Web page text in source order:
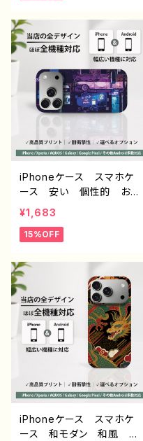
5/14 AQUOS sense 4 5
6 Xperia Googlepixel
Galaxy Android ア
ンドロイド ケース ノンブ
ランド オリジナル デザイ
ン グッズ エモいスマホ
ケース タイトル：ニュアン
1-9
iPhoneケース スマホケ
ース 安い 個性的 おし
ゃれ メンズ かっこいい
高校生 男子 サイバーパ
ンク クール iPhone17/1
2 3 4 5 Xperia Googl
epixel Galaxy Androi
d アンドロイド ケース
スマホカバー 携帯 ハー
ドケース アイフォンケー
ス おすすめ 人気 クリ
エイター ノンブランド オ
リジナル デザイン グッ
ズ タイトル：ネオンに導か
れて J1-9
¥1,683
15%OFF
iPhoneケース スマホケ
ース 和モダン 和風 和